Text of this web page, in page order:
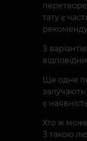
тату є
З
Ще одне
залучають
є
Хто ж
З такою